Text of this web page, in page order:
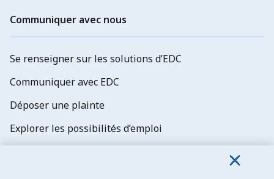
Communiquer avec nous
Se renseigner sur les solutions d’EDC
Communiquer avec EDC
Déposer une plainte
Explorer les possibilités d’emploi